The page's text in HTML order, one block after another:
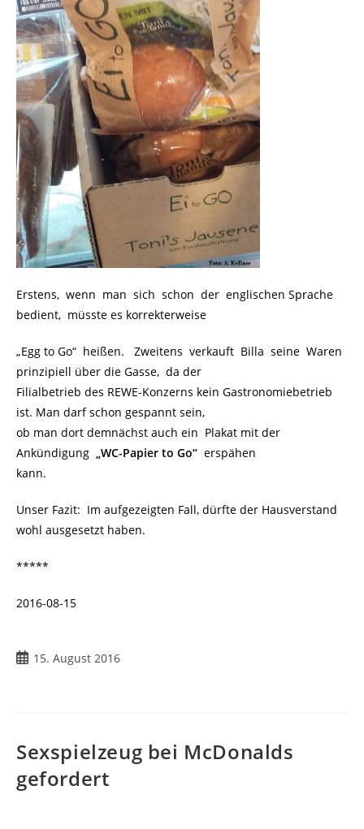
Erstens, wenn man sich schon der englischen Sprache
bedient, müsste es korrekterweise
„Egg to Go“ heißen. Zweitens verkauft Billa seine Waren
prinzipiell über die Gasse, da der
Filialbetrieb des REWE-Konzerns kein Gastronomiebetrieb
ist. Man darf schon gespannt sein,
ob man dort demnächst auch ein Plakat mit der
Ankündigung
„WC-Papier to Go“ erspähen
kann.
Unser Fazit: Im aufgezeigten Fall, dürfte der Hausverstand
wohl ausgesetzt haben.
*****
2016-08-15
Beitrag15. August 2016
Sexspielzeug bei McDonalds
gefordert